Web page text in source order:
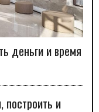
деньги и время
построить и